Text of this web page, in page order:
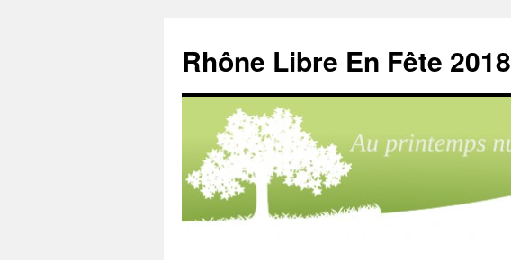
contenu
Rhône Libre En Fête 2018